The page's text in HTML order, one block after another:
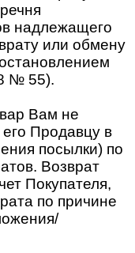
надлежащего
или обмену
№ 55).
Вам не
Продавцу в
посылки) по
Возврат
Покупателя,
по причине